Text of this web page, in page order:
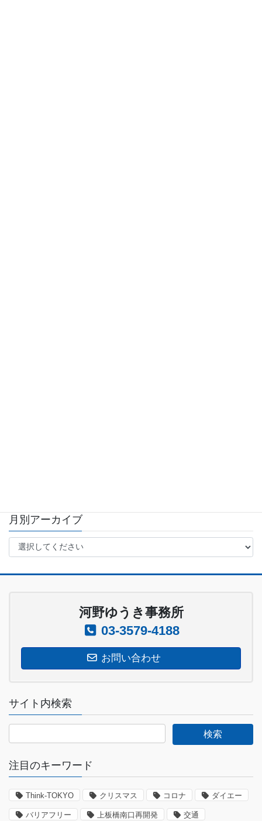
月別アーカイブ
河野ゆうき事務所
03-3579-4188
お問い合わせ
サイト内検索
注目のキーワード
Think-TOKYO クリスマス コロナ ダイエー
バリアフリー 上板橋南口再開発 交通